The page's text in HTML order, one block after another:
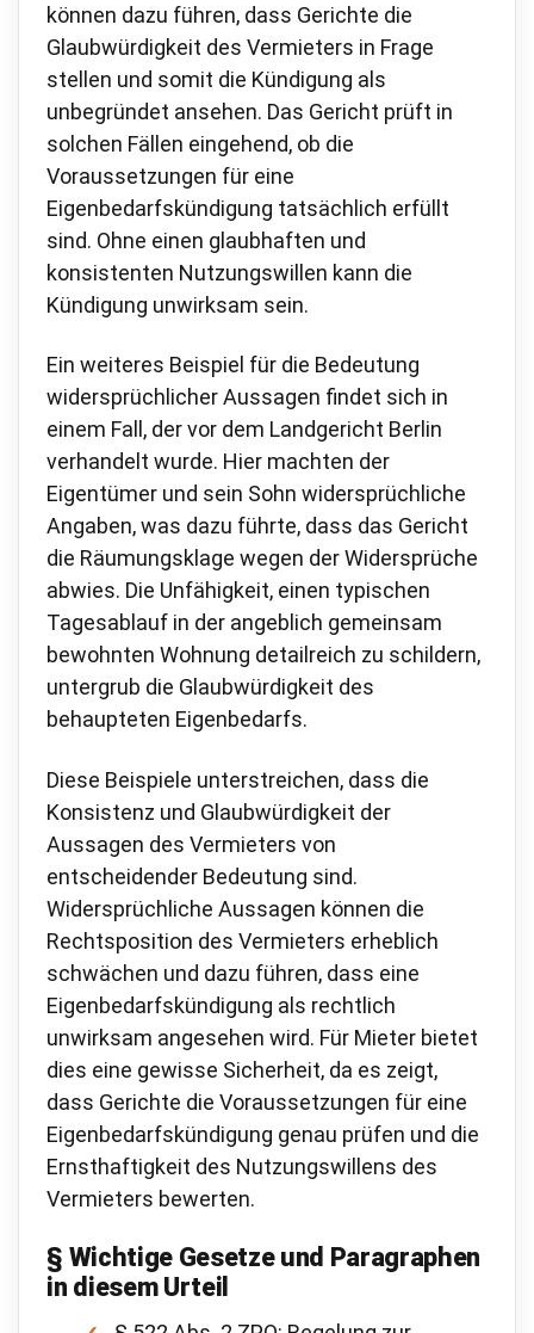
können dazu führen, dass Gerichte die
Glaubwürdigkeit des Vermieters in Frage
stellen und somit die Kündigung als
unbegründet ansehen. Das Gericht prüft in
solchen Fällen eingehend, ob die
Voraussetzungen für eine
Eigenbedarfskündigung tatsächlich erfüllt
sind. Ohne einen glaubhaften und
konsistenten Nutzungswillen kann die
Kündigung unwirksam sein.
Ein weiteres Beispiel für die Bedeutung
widersprüchlicher Aussagen findet sich in
einem Fall, der vor dem Landgericht Berlin
verhandelt wurde. Hier machten der
Eigentümer und sein Sohn widersprüchliche
Angaben, was dazu führte, dass das Gericht
die Räumungsklage wegen der Widersprüche
abwies. Die Unfähigkeit, einen typischen
Tagesablauf in der angeblich gemeinsam
bewohnten Wohnung detailreich zu schildern,
untergrub die Glaubwürdigkeit des
behaupteten Eigenbedarfs.
Diese Beispiele unterstreichen, dass die
Konsistenz und Glaubwürdigkeit der
Aussagen des Vermieters von
entscheidender Bedeutung sind.
Widersprüchliche Aussagen können die
Rechtsposition des Vermieters erheblich
schwächen und dazu führen, dass eine
Eigenbedarfskündigung als rechtlich
unwirksam angesehen wird. Für Mieter bietet
dies eine gewisse Sicherheit, da es zeigt,
dass Gerichte die Voraussetzungen für eine
Eigenbedarfskündigung genau prüfen und die
Ernsthaftigkeit des Nutzungswillens des
Vermieters bewerten.
§ Wichtige Gesetze und Paragraphen
in diesem Urteil